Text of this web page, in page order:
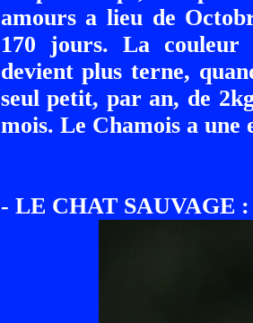
amours a lieu de
170 jours. La couleur
devient plus terne,
seul petit, par an, de
mois. Le Chamois a une
- LE CHAT SAUVAGE :